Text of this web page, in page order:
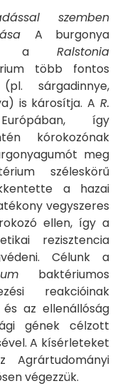
szemben
A burgonya
a Ralstonia
több fontos
sárgadinnye,
is károsítja. A R.
így
kórokozónak
meg
széleskörű
a hazai
vegyszeres
ellen, így a
rezisztencia
Célunk a
baktériumos
reakcióinak
az ellenállóság
gének célzott
A kísérleteket
Agrártudományi
végezzük.